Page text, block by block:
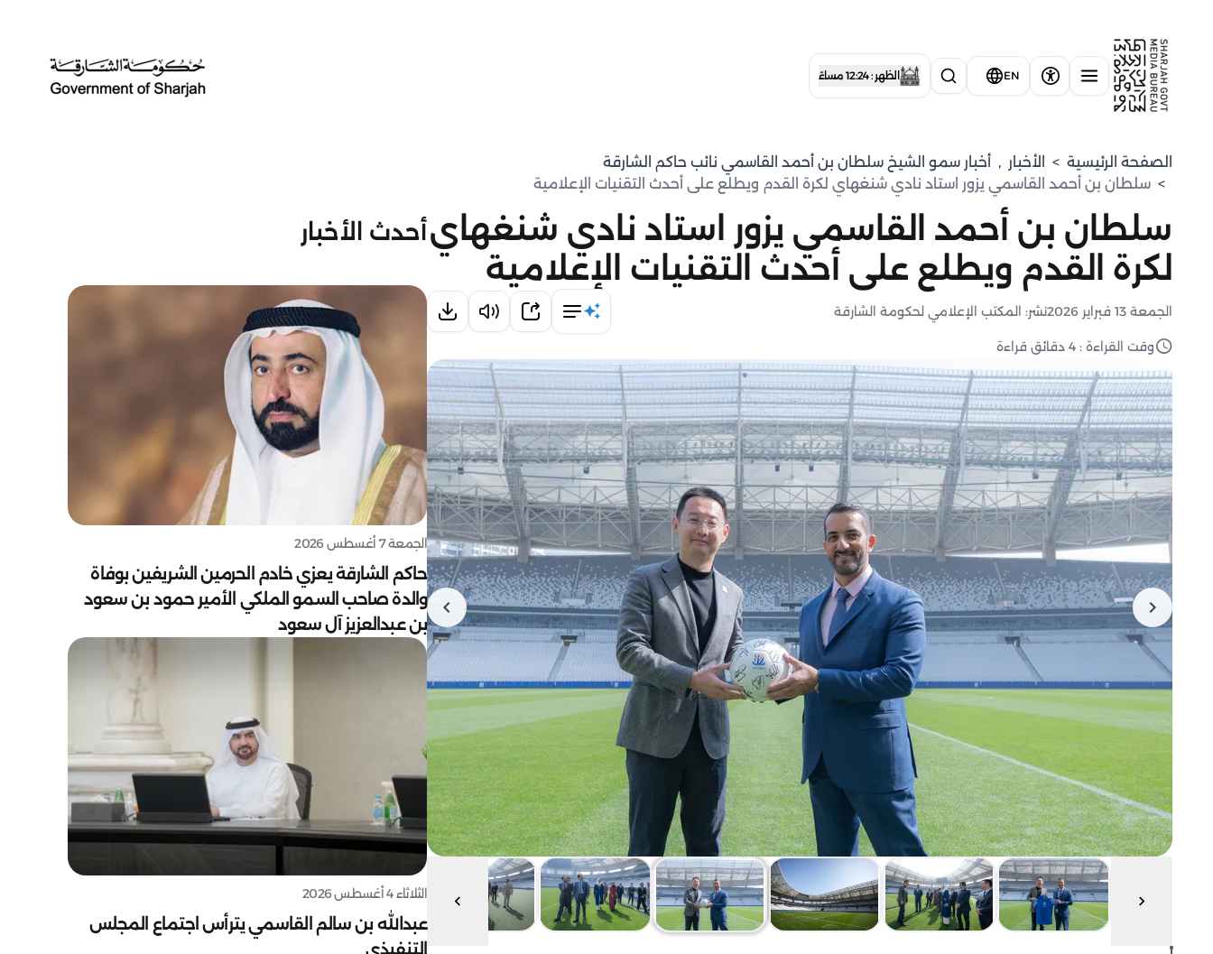
EN الظهر : 12:24 مساءً
الصفحة الرئيسية > الأخبار , ⁠أخبار سمو الشيخ سلطان بن أحمد القاسمي نائب حاكم الشارقة
> سلطان بن أحمد القاسمي يزور استاد نادي شنغهاي لكرة القدم ويطلع على أحدث التقنيات الإعلامية
سلطان بن أحمد القاسمي يزور استاد نادي شنغهاي
لكرة القدم ويطلع على أحدث التقنيات الإعلامية
الجمعة 13 فبراير 2026 نشر: المكتب الإعلامي لحكومة الشارقة
وقت القراءة : 4 دقائق قراءة
أحدث الأخبار
الجمعة 7 أغسطس 2026
حاكم الشارقة يعزي خادم الحرمين الشريفين بوفاة
والدة صاحب السمو الملكي الأمير حمود بن سعود
بن عبدالعزيز آل سعود
الثلاثاء 4 أغسطس 2026
عبدالله بن سالم القاسمي يترأس اجتماع المجلس
التنفيذي